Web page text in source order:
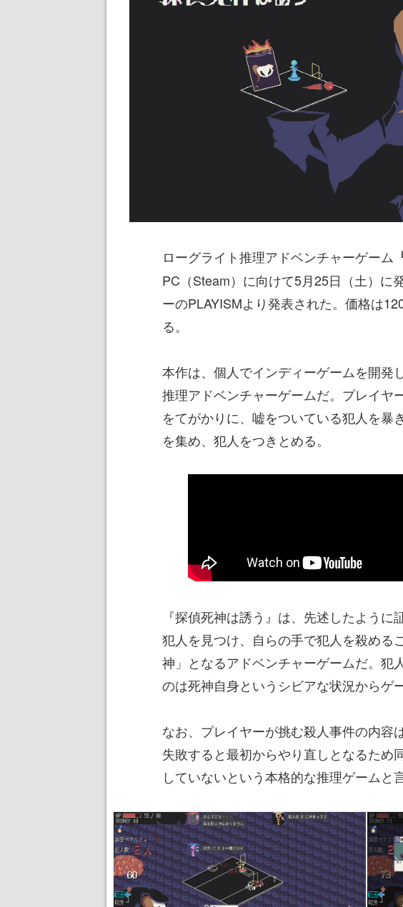
ローグライト推理アドベンチャーゲーム
PC（Steam）に向けて5月25日（土）に
ーのPLAYISMより発表された。価格は
る。
本作は、個人でインディーゲームを開発
推理アドベンチャーゲームだ。プレイヤ
をてがかりに、嘘をついている犯人を暴
を集め、犯人をつきとめる。
『探偵死神は誘う』は、先述したよう
犯人を見つけ、自らの手で犯人を殺める
神」となるアドベンチャーゲームだ。犯
のは死神自身というシビアな状況からゲ
なお、プレイヤーが挑む殺人事件の内容
失敗すると最初からやり直しとなるため
していないという本格的な推理ゲームと